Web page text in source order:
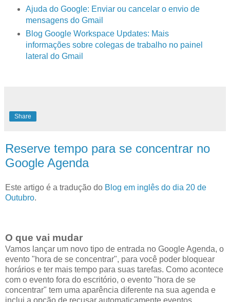
Ajuda do Google: Enviar ou cancelar o envio de
mensagens do Gmail
Blog Google Workspace Updates: Mais
informações sobre colegas de trabalho no painel
lateral do Gmail
Share
Reserve tempo para se concentrar no
Google Agenda
Este artigo é a tradução do Blog em inglês do dia 20 de
Outubro.
O que vai mudar
Vamos lançar um novo tipo de entrada no Google Agenda, o
evento "hora de se concentrar", para você poder bloquear
horários e ter mais tempo para suas tarefas. Como acontece
com o evento fora do escritório, o evento "hora de se
concentrar" tem uma aparência diferente na sua agenda e
inclui a opção de recusar automaticamente eventos